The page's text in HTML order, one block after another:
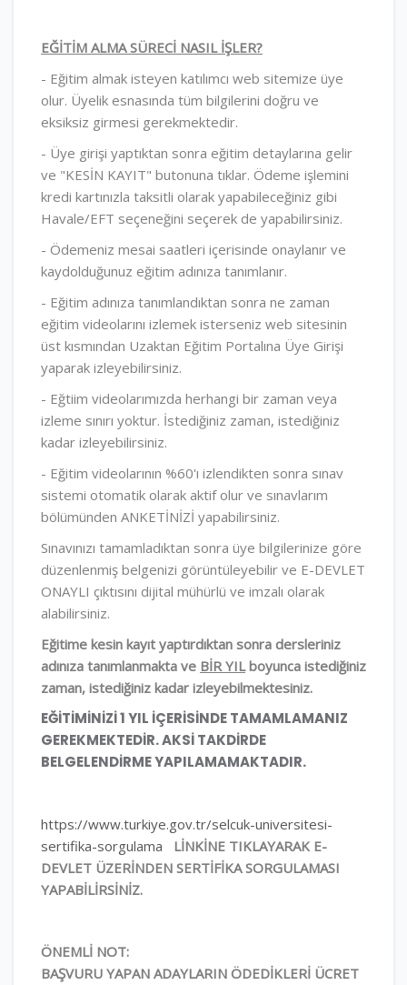
EĞİTİM ALMA SÜRECİ NASIL İŞLER?
- Eğitim almak isteyen katılımcı web sitemize üye
olur. Üyelik esnasında tüm bilgilerini doğru ve
eksiksiz girmesi gerekmektedir.
- Üye girişi yaptıktan sonra eğitim detaylarına gelir
ve "KESİN KAYIT" butonuna tıklar. Ödeme işlemini
kredi kartınızla taksitli olarak yapabileceğiniz gibi
Havale/EFT seçeneğini seçerek de yapabilirsiniz.
- Ödemeniz mesai saatleri içerisinde onaylanır ve
kaydolduğunuz eğitim adınıza tanımlanır.
- Eğitim adınıza tanımlandıktan sonra ne zaman
eğitim videolarını izlemek isterseniz web sitesinin
üst kısmından Uzaktan Eğitim Portalına Üye Girişi
yaparak izleyebilirsiniz.
- Eğtiim videolarımızda herhangi bir zaman veya
izleme sınırı yoktur. İstediğiniz zaman, istediğiniz
kadar izleyebilirsiniz.
- Eğitim videolarının %60'ı izlendikten sonra sınav
sistemi otomatik olarak aktif olur ve sınavlarım
bölümünden ANKETİNİZİ yapabilirsiniz.
Sınavınızı tamamladıktan sonra üye bilgilerinize göre
düzenlenmiş belgenizi görüntüleyebilir ve E-DEVLET
ONAYLI çıktısını dijital mühürlü ve imzalı olarak
alabilirsiniz.
Eğitime kesin kayıt yaptırdıktan sonra dersleriniz
adınıza tanımlanmakta ve BİR YILboyunca istediğiniz
zaman, istediğiniz kadar izleyebilmektesiniz.
EĞİTİMİNİZİ 1 YIL İÇERİSİNDE TAMAMLAMANIZ
GEREKMEKTEDİR. AKSİ TAKDİRDE
BELGELENDİRME YAPILAMAMAKTADIR.
https://www.turkiye.gov.tr/selcuk-universitesi-
sertifika-sorgulama
LİNKİNE TIKLAYARAK E-
DEVLET ÜZERİNDEN SERTİFİKA SORGULAMASI
YAPABİLİRSİNİZ.
ÖNEMLİ NOT:
BAŞVURU YAPAN ADAYLARIN ÖDEDİKLERİ ÜCRET